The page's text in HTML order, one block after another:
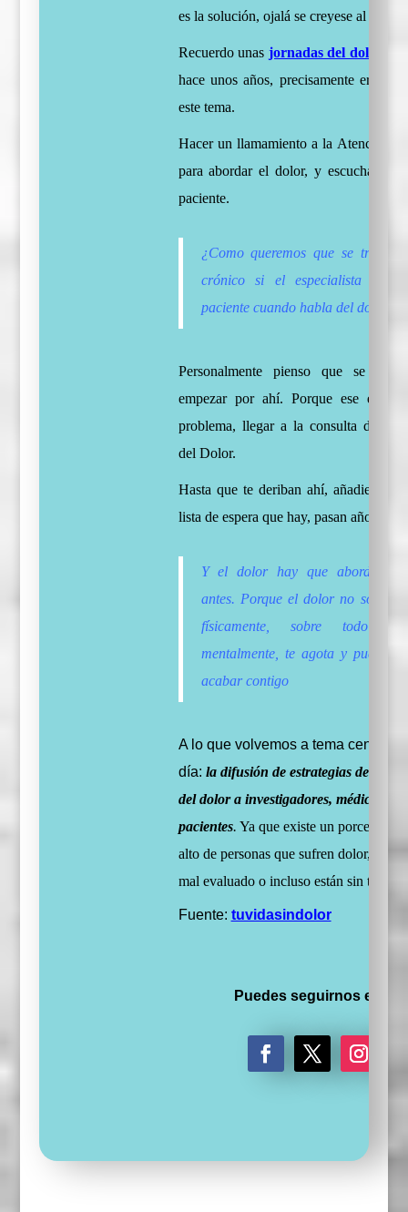
es la solución, ojalá se creyese al
Recuerdo unas jornadas del dolor
hace unos años, precisamente era
este tema.
Hacer un llamamiento a la Atención
para abordar el dolor, y escuchar y
paciente.
¿Como queremos que se trate
crónico si el especialista no
paciente cuando habla del dolor?
Personalmente pienso que se
empezar por ahí. Porque ese es el
problema, llegar a la consulta de la
del Dolor.
Hasta que te deriban ahí, añadiendo
lista de espera que hay, pasan años.
Y el dolor hay que abordarlo
antes. Porque el dolor no sólo
físicamente, sobre todo
mentalmente, te agota y puede
acabar contigo
A lo que volvemos a tema central
día: la difusión de estrategias de
deldolora investigadores, médicos y
pacientes. Ya que existe un porcentaje
alto de personas que sufren dolor, que
mal evaluado o incluso están sin
Fuente: tuvidasindolor
Puedes seguirnos en: